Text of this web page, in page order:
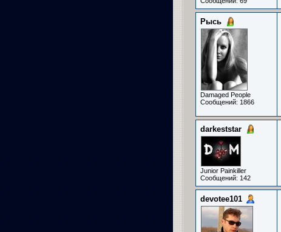
Рысь
Damaged People
Сообщений: 1866
darkeststar
Junior Painkiller
Сообщений: 142
devotee101